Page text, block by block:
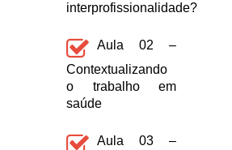
interprofissionalidade?
Aula 02 –
Contextualizando
o trabalho em
saúde
Aula 03 –